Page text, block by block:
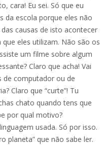
cara! Eu sei. Só que eu
da escola porque eles não
causas de isto acontecer
eles utilizam. Não são os
um filme sobre algum
Claro que acha! Vai
de computador ou de
Claro que “curte”! Tu
chato quando tens que
por qual motivo?
usada. Só por isso.
planeta” que não sabe ler.